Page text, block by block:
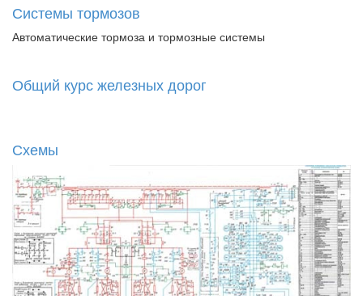
Системы тормозов
Автоматические тормоза и тормозные системы
Общий курс железных дорог
Схемы